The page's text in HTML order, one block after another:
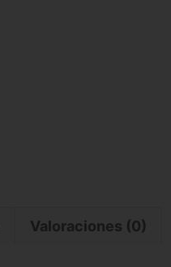
Valoraciones (0)